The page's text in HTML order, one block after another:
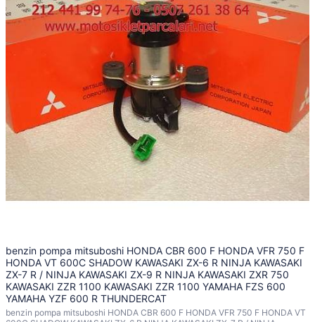
benzin pompa mitsuboshi HONDA CBR 600 F HONDA VFR 750 F
HONDA VT 600C SHADOW KAWASAKI ZX-6 R NINJA KAWASAKI
ZX-7 R / NINJA KAWASAKI ZX-9 R NINJA KAWASAKI ZXR 750
KAWASAKI ZZR 1100 KAWASAKI ZZR 1100 YAMAHA FZS 600
YAMAHA YZF 600 R THUNDERCAT
benzin pompa mitsuboshi HONDA CBR 600 F HONDA VFR 750 F HONDA VT